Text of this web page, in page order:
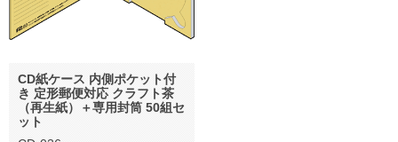
CD紙ケース 内側ポケット付
き 定形郵便対応 クラフト茶
（再生紙）＋専用封筒 50組セ
ット